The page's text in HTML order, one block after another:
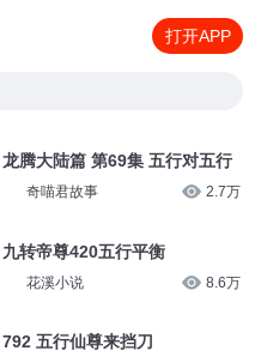
打开APP
龙腾大陆篇 第69集 五行对五行
奇喵君故事 2.7万
九转帝尊420五行平衡
花溪小说 8.6万
792 五行仙尊来挡刀